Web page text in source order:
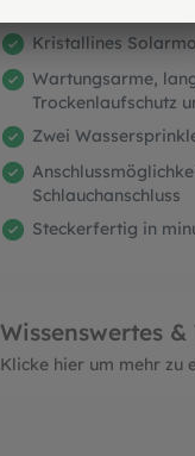
Kristallines
Wartungsarme,
Trockenlaufschutz
Zwei
Schlauchanschluss
Steckerfertig in
Wissenswertes &
Klicke hier um mehr zu